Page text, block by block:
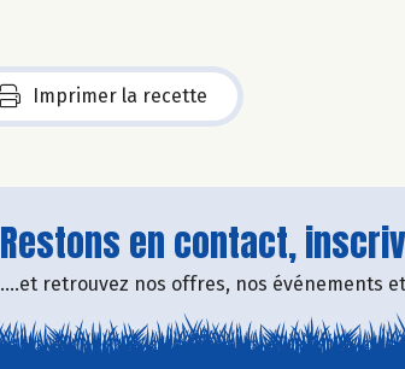
Imprimer la recette
Restons en contact,
....et retrouvez nos offres, nos événements